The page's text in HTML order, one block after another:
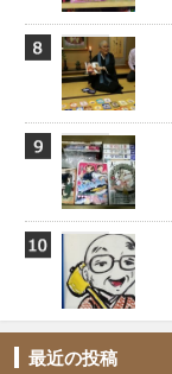
最近の投稿